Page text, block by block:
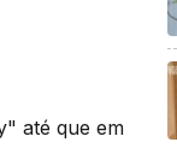
até que em